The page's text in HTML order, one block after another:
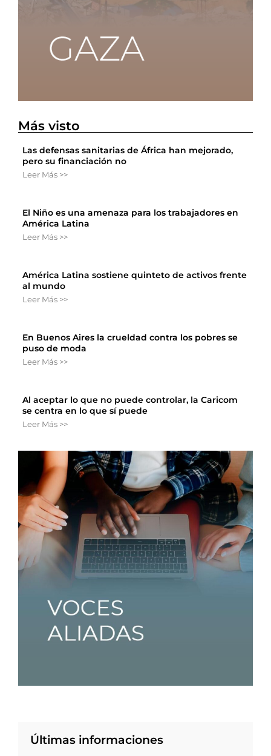
Más visto
Las defensas sanitarias de África han mejorado,
pero su financiación no
Leer Más >>
El Niño es una amenaza para los trabajadores en
América Latina
Leer Más >>
América Latina sostiene quinteto de activos frente
al mundo
Leer Más >>
En Buenos Aires la crueldad contra los pobres se
puso de moda
Leer Más >>
Al aceptar lo que no puede controlar, la Caricom
se centra en lo que sí puede
Leer Más >>
Últimas informaciones